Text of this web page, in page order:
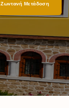
Ζωντανή Μετάδοση